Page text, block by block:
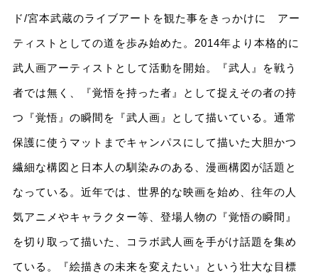
ド/宮本武蔵のライブアートを観た事をきっかけに アー
ティストとしての道を歩み始めた。2014年より本格的に
武人画アーティストとして活動を開始。『武人』を戦う
者では無く、『覚悟を持った者』として捉えその者の持
つ『覚悟』の瞬間を『武人画』として描いている。通常
保護に使うマットまでキャンパスにして描いた大胆かつ
繊細な構図と日本人の馴染みのある、漫画構図が話題と
なっている。近年では、世界的な映画を始め、往年の人
気アニメやキャラクター等、登場人物の『覚悟の瞬間』
を切り取って描いた、コラボ武人画を手がけ話題を集め
ている。『絵描きの未来を変えたい』という壮大な目標